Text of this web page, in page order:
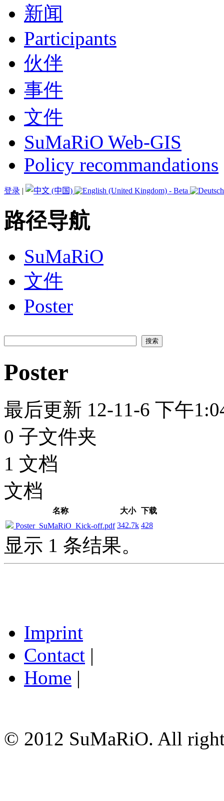
新闻
Participants
伙伴
事件
文件
SuMaRiO Web-GIS
Policy recommandations
登录 |
路径导航
SuMaRiO
文件
Poster
Poster
最后更新 12-11-6 下午
0 子文件夹
1 文档
文档
名称 大小 下载
Poster_SuMaRiO_Kick-off.pdf 342.7k 428
显示 1 条结果。
Imprint
Contact |
Home |
© 2012 SuMaRiO. All